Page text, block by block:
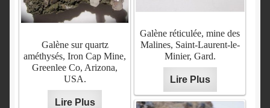
Galène réticulée, mine des
Malines, Saint-Laurent-le-
Minier, Gard.
Lire Plus
Galène sur quartz
améthysés, Iron Cap Mine,
Greenlee Co, Arizona,
USA.
Lire Plus